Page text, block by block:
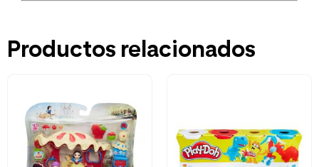
Productos relacionados